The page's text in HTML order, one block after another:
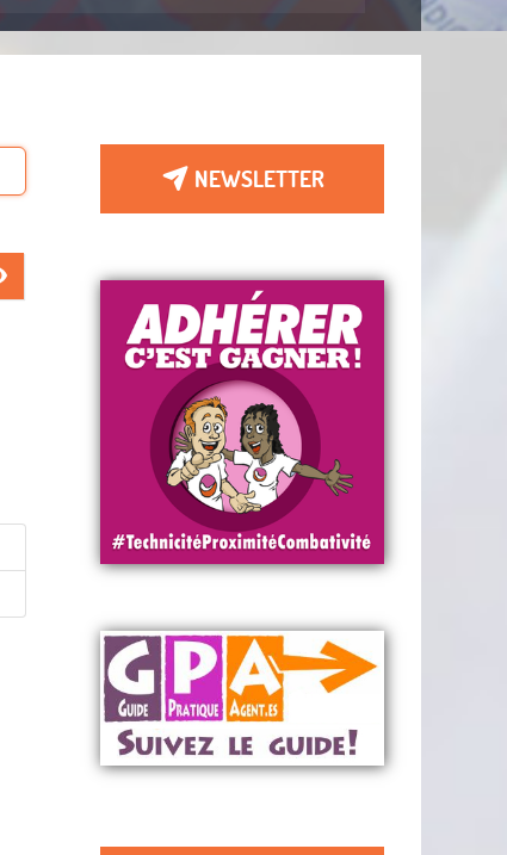
AFFICHER LE MOT DE PASSE
NEWSLETTER